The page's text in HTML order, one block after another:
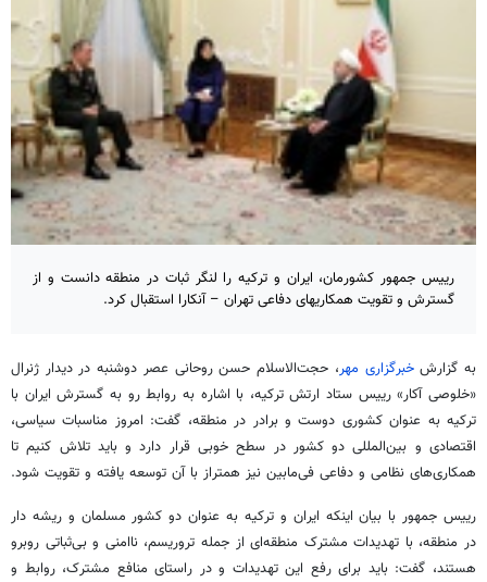
رییس‌ جمهور کشورمان، ایران و ترکیه را لنگر ثبات در منطقه دانست و از
گسترش و تقویت همکاریهای دفاعی تهران – آنکارا استقبال کرد.
به گزارشخبرگزاری مهر، حجت‌الاسلام حسن روحانی عصر دوشنبه در دیدار ژنرال
«خلوصی آکار» رییس ستاد ارتش ترکیه، با اشاره به روابط رو به گسترش ایران با
ترکیه به عنوان کشوری دوست و برادر در منطقه، گفت:‌ امروز مناسبات سیاسی،
اقتصادی و بین‌المللی دو کشور در سطح خوبی قرار دارد و باید تلاش کنیم تا
همکاری‌های نظامی و دفاعی فی‌مابین نیز همتراز با آن توسعه یافته و تقویت شود.
رییس جمهور با بیان اینکه ایران و ترکیه به عنوان دو کشور مسلمان و ریشه دار
در منطقه، با تهدیدات مشترک منطقه‌ای از جمله تروریسم، ناامنی و بی‌ثباتی روبرو
هستند، گفت: باید برای رفع این تهدیدات و در راستای منافع مشترک، روابط و